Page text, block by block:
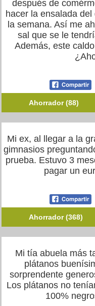
después de
hacer la ensalada
la semana. Así me
sal que se le
Además, este
Ahorrador (88)
Mi ex, al llegar a la
gimnasios
prueba. Estuvo 3
pagar un
Ahorrador (368)
Mi tía abuela más
plátanos
sorprendente
Los plátanos no
100%